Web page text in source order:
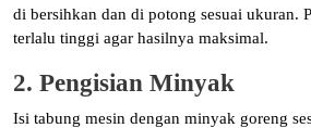
di bersihkan dan di potong sesuai ukuran.
terlalu tinggi agar hasilnya maksimal.
2. Pengisian Minyak
Isi tabung mesin dengan minyak goreng